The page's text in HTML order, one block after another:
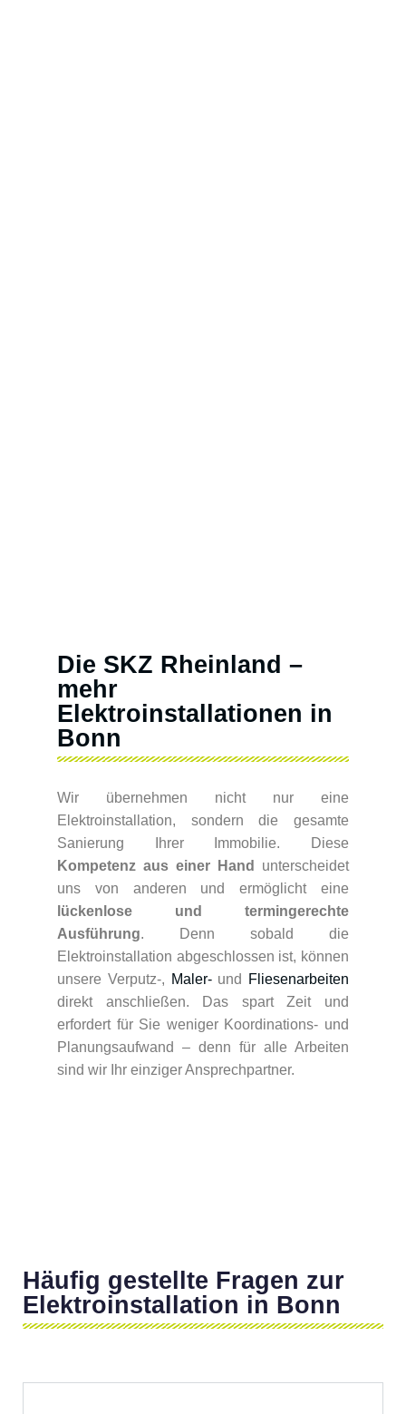
Die SKZ Rheinland –
mehr
Elektroinstallationen in
Bonn
Wir übernehmen nicht nur eine
Elektroinstallation, sondern die gesamte
Sanierung Ihrer Immobilie. Diese
Kompetenz aus einer Hand
unterscheidet
uns von anderen und ermöglicht eine
lückenlose und termingerechte
Ausführung. Denn sobald die
Elektroinstallation abgeschlossen ist, können
unsere Verputz-, Maler-und
Fliesenarbeiten
direkt anschließen. Das spart Zeit und
erfordert für Sie weniger Koordinations- und
Planungsaufwand – denn für alle Arbeiten
sind wir Ihr einziger Ansprechpartner.
Häufig gestellte Fragen zur
Elektroinstallation in Bonn